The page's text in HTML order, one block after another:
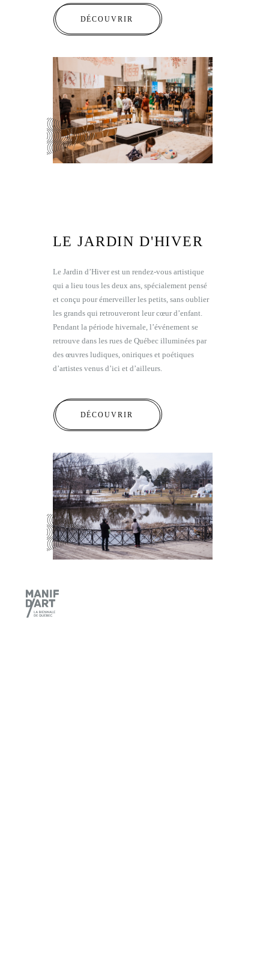
DÉCOUVRIR
LE JARDIN D'HIVER
Le Jardin d’Hiver est un rendez-vous artistique
qui a lieu tous les deux ans, spécialement pensé
et conçu pour émerveiller les petits, sans oublier
les grands qui retrouveront leur cœur d’enfant.
Pendant la période hivernale, l’événement se
retrouve dans les rues de Québec illuminées par
des œuvres ludiques, oniriques et poétiques
d’artistes venus d’ici et d’ailleurs.
DÉCOUVRIR